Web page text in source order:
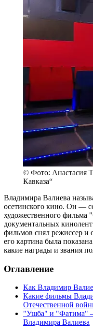
© Фото: Анастасия
Кавказа“
Владимира Валиева
осетинского кино. Он —
художественного фильма
документальных
фильмов снял режиссер и
его картина была
какие награды и звания
Оглавление
Как Владимир
Какие фильмы
Отечественной
"Ушба" и "Фатима"
Владимира Валиева